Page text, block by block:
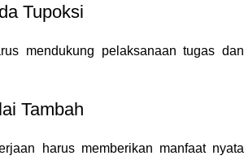
Tupoksi
mendukung pelaksanaan tugas dan
Tambah
harus memberikan manfaat nyata